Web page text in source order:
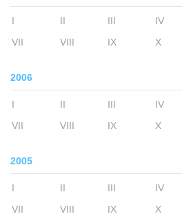
I II III IV
VII
VIII IX X
2006
I II III IV
VII
VIII IX X
2005
I II III IV
VII
VIII IX X